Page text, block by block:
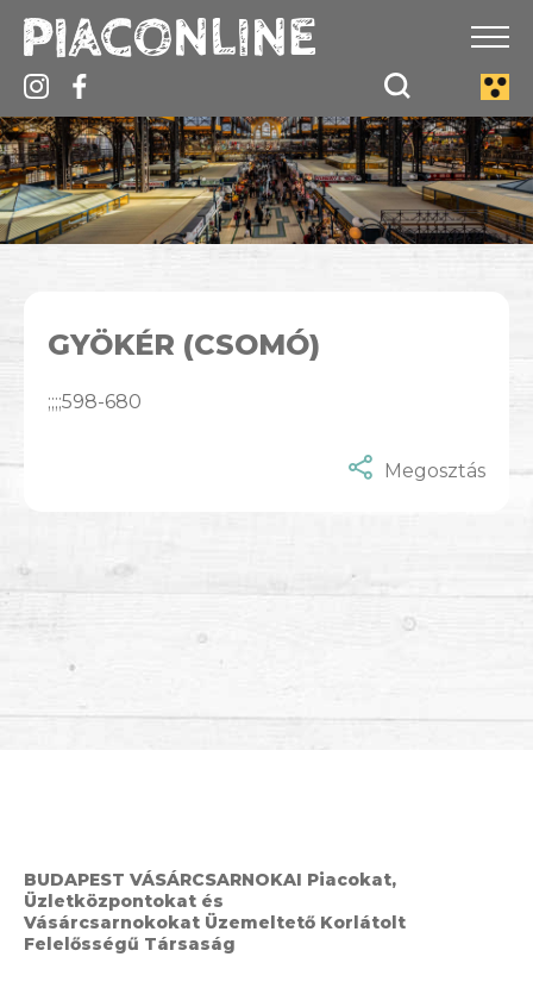
GYÖKÉR (CSOMÓ)
;;;;598-680
Megosztás
BUDAPEST VÁSÁRCSARNOKAI Piacokat,
Üzletközpontokat és
Vásárcsarnokokat Üzemeltető Korlátolt
Felelősségű Társaság